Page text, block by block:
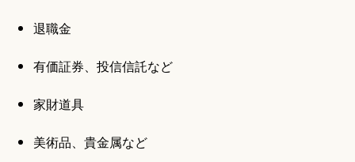
退職金
有価証券、投信信託など
家財道具
美術品、貴金属など